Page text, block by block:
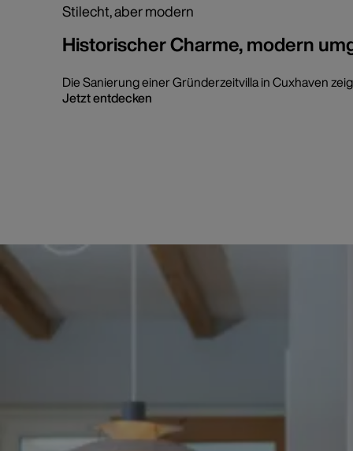
Stilecht, aber modern
Historischer Charme, modern
Die Sanierung einer Gründerzeitvilla in Cuxhaven
Jetzt entdecken